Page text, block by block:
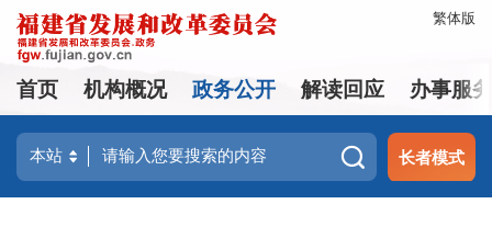
繁体版
首页 机构概况 政务公开 解读回应 办事服
长者模式